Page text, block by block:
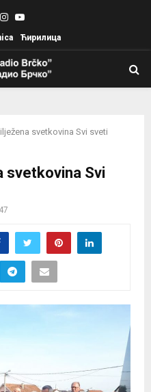
Instagram
Youtube
Ћирилица
svetkovina Svi sveti
svetkovina Svi